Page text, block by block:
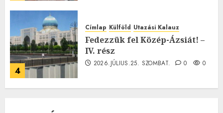
4
Címlap Külföld Utazási Kalauz
Fedezzük fel Közép-Ázsiát! –
IV. rész
2026.JÚLIUS.25. SZOMBAT. 0 0